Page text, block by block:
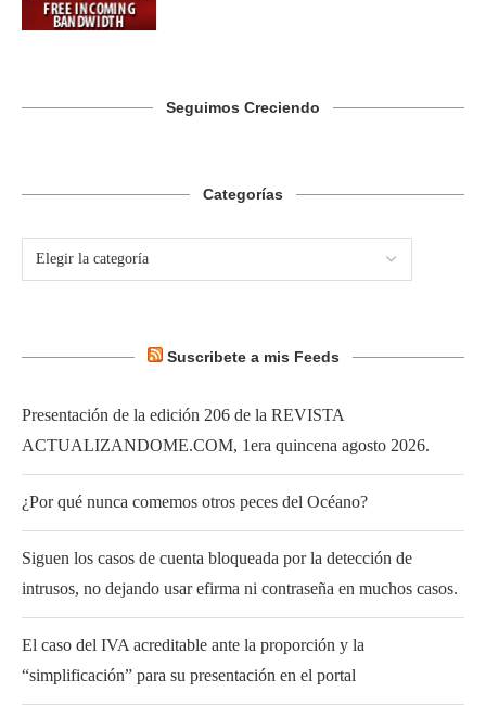
Seguimos Creciendo
Categorías
Suscribete a mis Feeds
Presentación de la edición 206 de la REVISTA
ACTUALIZANDOME.COM, 1era quincena agosto 2026.
¿Por qué nunca comemos otros peces del Océano?
Siguen los casos de cuenta bloqueada por la detección de
intrusos, no dejando usar efirma ni contraseña en muchos casos.
El caso del IVA acreditable ante la proporción y la
“simplificación” para su presentación en el portal